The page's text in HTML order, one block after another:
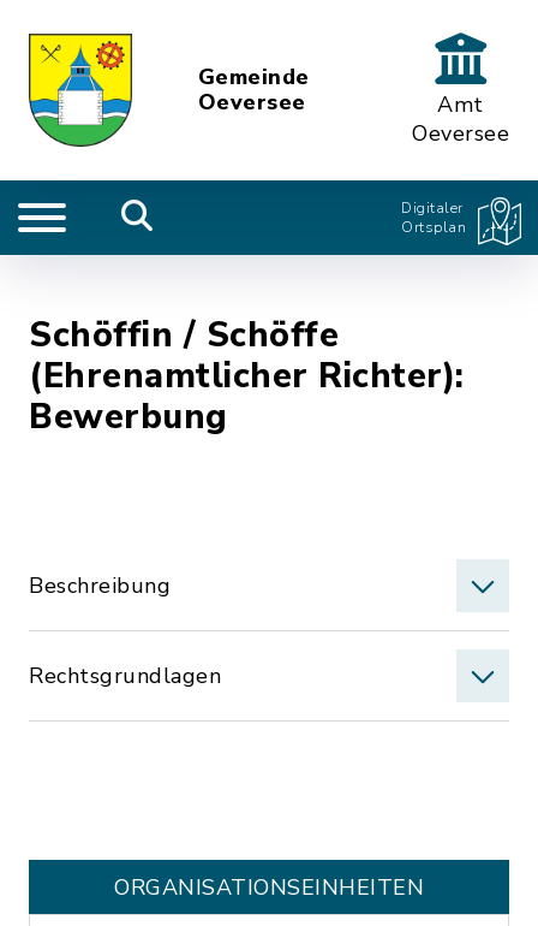
Gemeinde
Oeversee
Amt
Oeversee
Digitaler
Ortsplan
Schöffin / Schöffe
(Ehrenamtlicher Richter):
Bewerbung
Beschreibung
Rechtsgrundlagen
ORGANISATIONS­EINHEITEN